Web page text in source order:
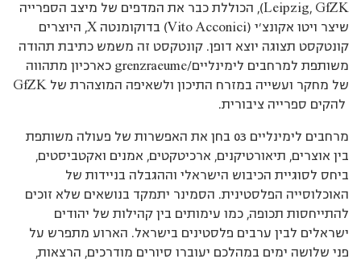
Leipzig, GfZK), הכוללת כבר את המדפים של מיצב הספרייה
שיצר ויטו אקונצ’י (Vito Acconici) בדוקומנטה X, היוצרים
קונטקסט תצוגה יוצא דופן. קונטקסט זה משמש כתיבת תהודה
משותפת למרחבים לימינליים/grenzraeume כארכיון מתהווה
של מחקר ועשייה במזרח התיכון ולשאיפה המוצהרת של GfZK
להקים ספרייה ציבורית.
מרחבים לימינליים 03 בחן את האפשרות של פעולה משותפת
בין אוצרים, תיאורטיקנים, ארכיטקטים, אמנים ואקטביסטים,
ביחס לסוגיית הכיבוש הישראלי וההגבלה בניידות של
האוכלוסייה הפלסטינית. הסמינר יתמקד בנושאים שלא זוכים
להתייחסות תכופה, כמו עימותים בין קהילות של יהודים
ישראלים לבין ערבים פלסטינים בישראל. הארוע מתפרש על
פני שלושה ימים במהלכם יעוברו סיורים מודרכים, הרצאות,